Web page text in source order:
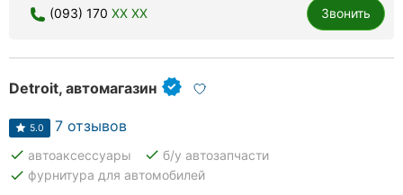
(093) 170 XX XX Звонить
Detroit, автомагазин
5.0 7 отзывов
done автоаксессуары done б/у автозапчасти
done фурнитура для автомобилей